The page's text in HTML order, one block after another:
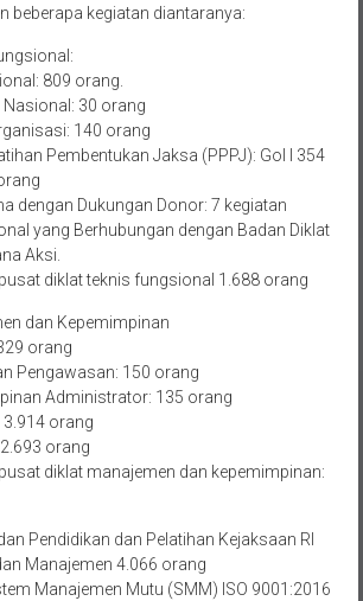
beberapa kegiatan diantaranya:
809 orang.
30 orang
140 orang
Pembentukan Jaksa (PPPJ): Gol I 354
dengan Dukungan Donor: 7 kegiatan
yang Berhubungan dengan Badan Diklat
Aksi.
diklat teknis fungsional 1.688 orang
dan Kepemimpinan
orang
Pengawasan: 150 orang
Administrator: 135 orang
3.914 orang
orang
diklat manajemen dan kepemimpinan:
Pendidikan dan Pelatihan Kejaksaan RI
Manajemen 4.066 orang
Manajemen Mutu (SMM) ISO 9001:2016